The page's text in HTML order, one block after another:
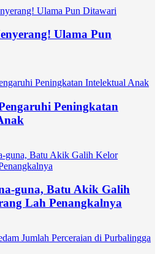
Ulama Pun
Peningkatan
guna, Batu Akik Galih
Lah Penangkalnya